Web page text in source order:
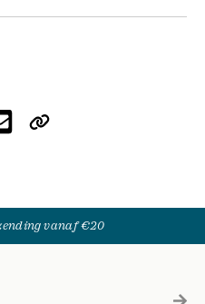
vanaf €20